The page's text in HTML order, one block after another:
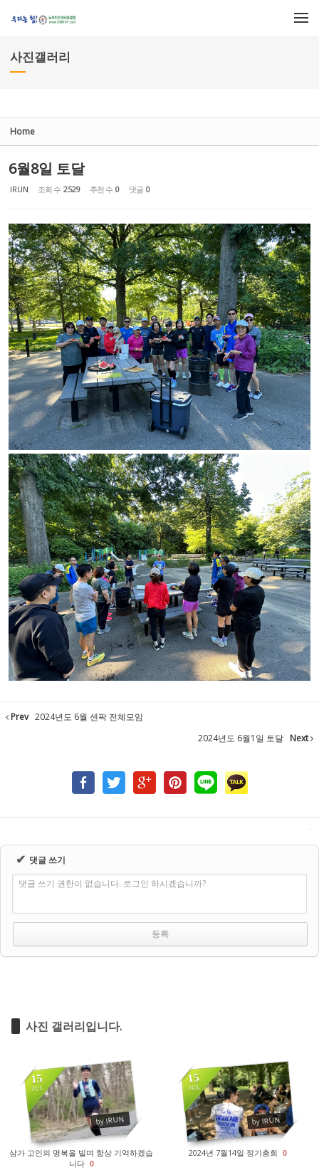
사진갤러리
Home
6월8일 토달
IRUN 조회 수 2529 추천 수 0 댓글 0
Prev 2024년도 6월 센팍 전체모임
2024년도 6월1일 토달 Next
✔ 댓글 쓰기
댓글 쓰기 권한이 없습니다. 로그인 하시겠습니까?
사진 갤러리입니다.
15
JUL
by IRUN
3063
삼가 고인의 명복을 빌며 항상 기억하겠습
니다
0
15
JUL
by IRUN
3027
2024년 7월14일 정기총회 0